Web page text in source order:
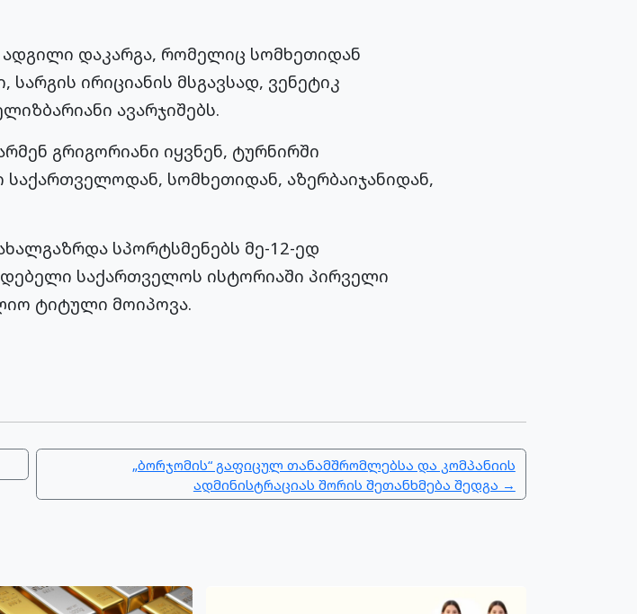
დაკარგა, რომელიც სომხეთიდან
ირიციანის მსგავსად, ვენეტიკ
ავარჯიშებს.
გრიგორიანი იყვნენ, ტურნირში
სომხეთიდან, აზერბაიჯანიდან,
სპორტსმენებს მე-12-ედ
საქართველოს ისტორიაში პირველი
ტიტული მოიპოვა.
„ბორჯომის“ გაფიცულ თანამშრომლებსა და კომპანიის
ადმინისტრაციას შორის შეთანხმება შედგა →